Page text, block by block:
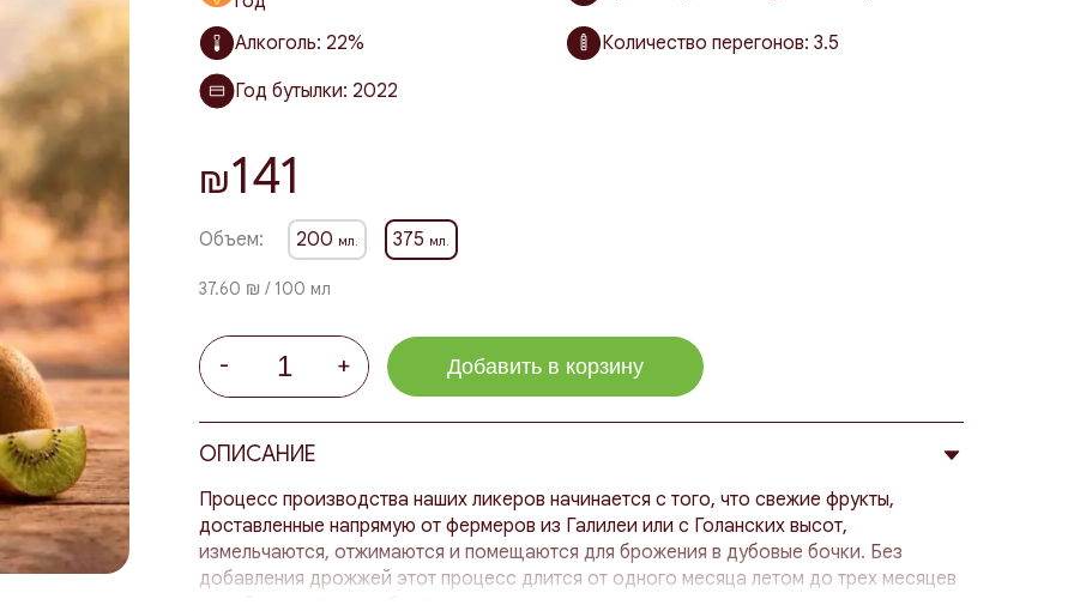
Алкоголь: 22% Количество перегонов: 3.5
Год бутылки: 2022
Объем: 375 мл.
200 мл.
37.60 ₪ / 100 мл
₪141
- + Добавить в корзину
ОПИСАНИЕ
Процесс производства наших ликеров начинается с того, что свежие фрукты,
доставленные напрямую от фермеров из Галилеи или с Голанских высот,
измельчаются, отжимаются и помещаются для брожения в дубовые бочки. Без
добавления дрожжей этот процесс длится от одного месяца летом до трех месяцев